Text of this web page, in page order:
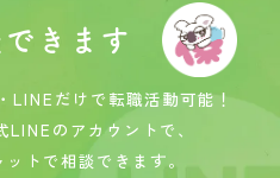
きます
だけで転職活動可能！
LINEのアカウントで、
トで相談できます。